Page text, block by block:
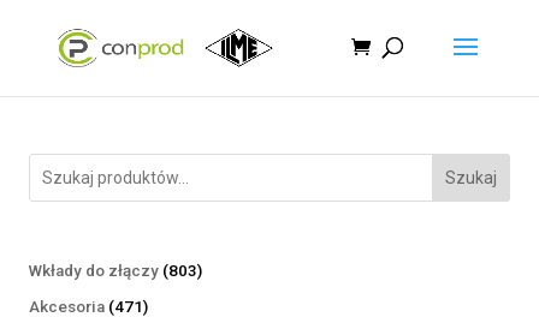
Szukaj
Wkłady do złączy 803803
Akcesoria 471471